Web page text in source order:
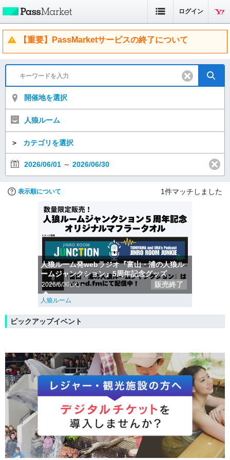
ログイン
【重要】PassMarketサービスの終了について
開催地を選択
人狼ルーム
＞ カテゴリを選択
2026/06/01 ～ 2026/06/30
表示順について 1件マッチしました
人狼ルーム発webラジオ『富山・浦の人狼ル
ームジャンクション』5周年記念グッズ
2026/6/30(火)～ 販売終了
人狼ルーム
ピックアップイベント